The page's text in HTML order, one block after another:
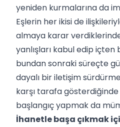
yeniden kurmalarına da
Eşlerin her ikisi de
almaya karar
yanlışları kabul edip
bundan sonraki süreçte
dayalı bir iletişim
karşı tarafa
başlangıç yapmak da
İhanetle başa çıkmak